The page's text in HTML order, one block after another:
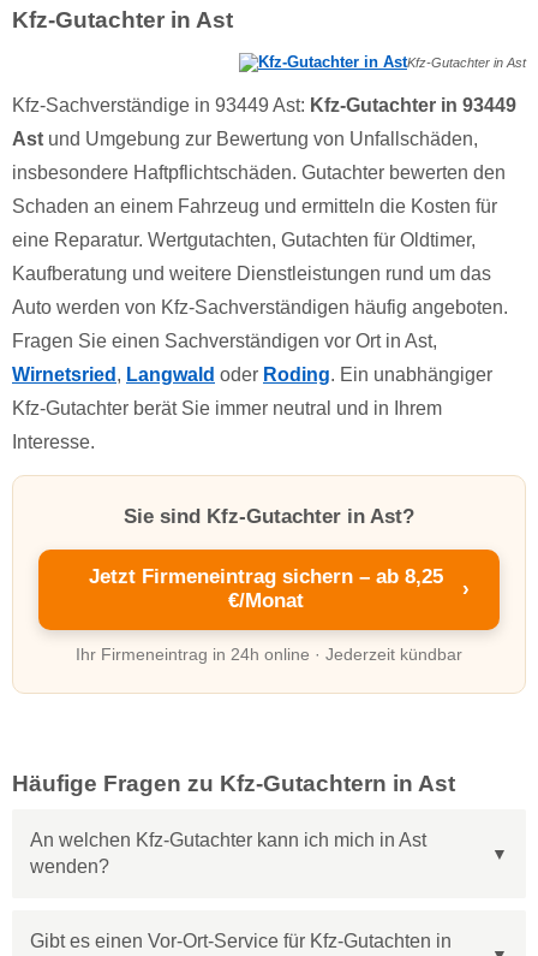
Kfz-Gutachter in Ast
Kfz-Gutachter in Ast
Kfz-Sachverständige in 93449 Ast: Kfz-Gutachter in 93449
Ast und Umgebung zur Bewertung von Unfallschäden,
insbesondere Haftpflichtschäden. Gutachter bewerten den
Schaden an einem Fahrzeug und ermitteln die Kosten für
eine Reparatur. Wertgutachten, Gutachten für Oldtimer,
Kaufberatung und weitere Dienstleistungen rund um das
Auto werden von Kfz-Sachverständigen häufig angeboten.
Fragen Sie einen Sachverständigen vor Ort in Ast,
Wirnetsried , Langwald oder Roding. Ein unabhängiger
Kfz-Gutachter berät Sie immer neutral und in Ihrem
Interesse.
Sie sind Kfz-Gutachter in Ast?
Jetzt Firmeneintrag sichern – ab 8,25
€/Monat
›
Ihr Firmeneintrag in 24h online · Jederzeit kündbar
Häufige Fragen zu Kfz-Gutachtern in Ast
An welchen Kfz-Gutachter kann ich mich in Ast
wenden?
Gibt es einen Vor-Ort-Service für Kfz-Gutachten in